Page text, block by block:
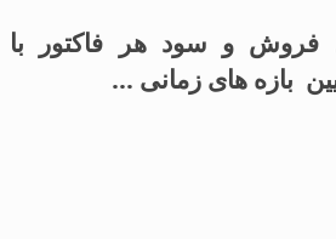
و سود هر فاکتور با
بازه های زمانی …